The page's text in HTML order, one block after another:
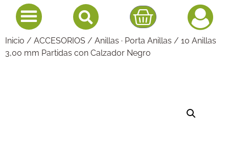
Inicio / ACCESORIOS / Anillas · Porta Anillas / 10 Anillas
3,00 mm Partidas con Calzador Negro